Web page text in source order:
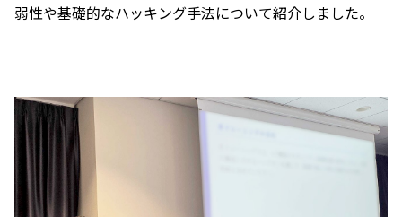
弱性や基礎的なハッキング手法について紹介しました。